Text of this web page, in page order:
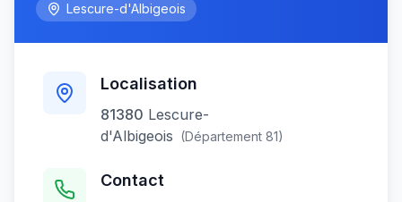
Lescure-d'Albigeois
Localisation
81380 Lescure-
d'Albigeois (Département 81)
Contact